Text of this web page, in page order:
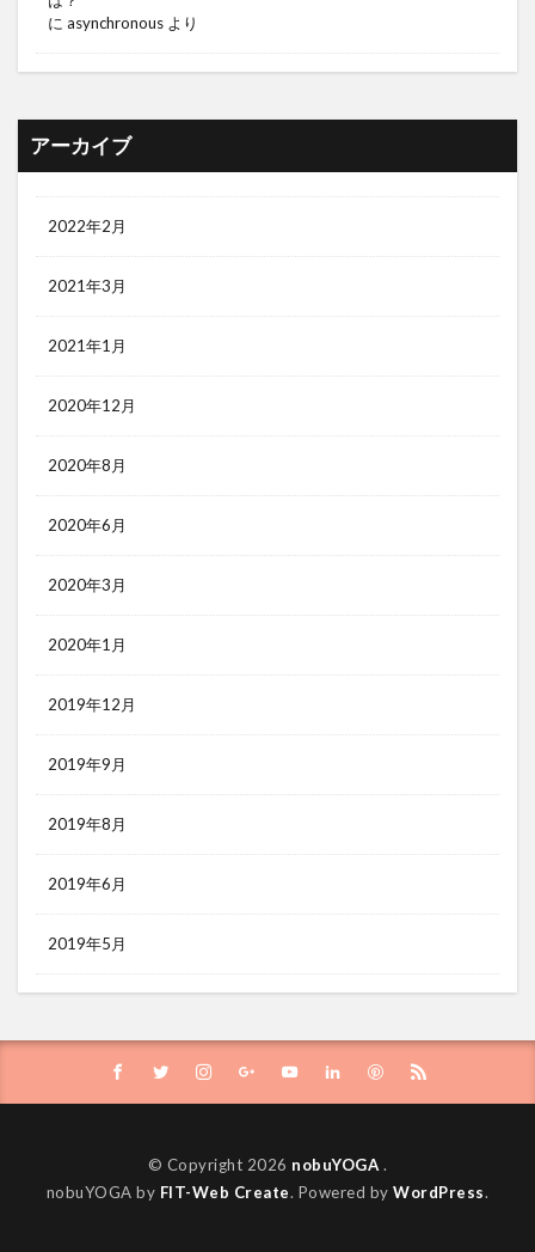
に asynchronous より
アーカイブ
2022年2月
2021年3月
2021年1月
2020年12月
2020年8月
2020年6月
2020年3月
2020年1月
2019年12月
2019年9月
2019年8月
2019年6月
2019年5月
© Copyright 2026 nobuYOGA .
nobuYOGA by FIT-Web Create. Powered byWordPress.